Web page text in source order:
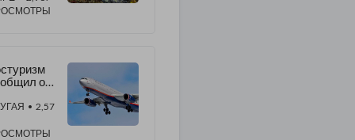
об
для
«з
• 2,57